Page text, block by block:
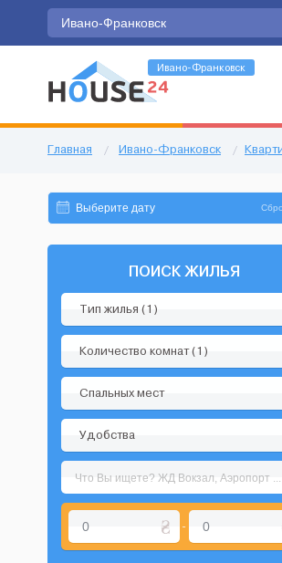
Ивано-Франковск
Главная / Ивано-Франковск /
ПОИСК ЖИЛЬЯ
Тип жилья (1)
Количество комнат (1)
Спальных мест
Удобства
-